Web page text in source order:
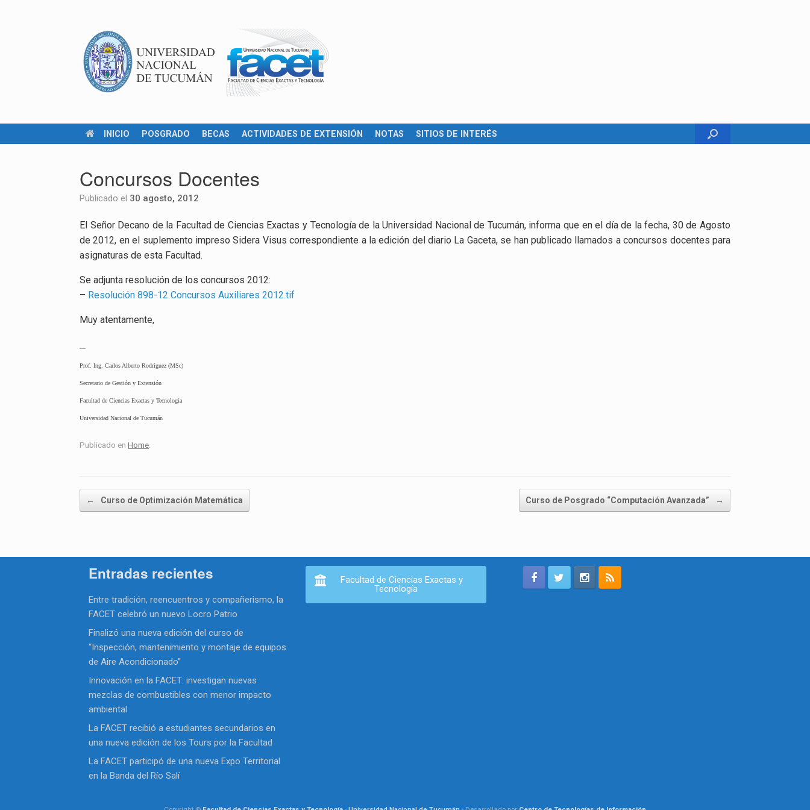
INICIO POSGRADO BECAS ACTIVIDADES DE EXTENSIÓN NOTAS SITIOS DE INTERÉS
Concursos Docentes
Publicado el 30 agosto, 2012
El Señor Decano de la Facultad de Ciencias Exactas y Tecnología de la Universidad Nacional de Tucumán, informa que en el día de la fecha, 30 de Agosto
de 2012, en el suplemento impreso Sidera Visus correspondiente a la edición del diario La Gaceta, se han publicado llamados a concursos docentes para
asignaturas de esta Facultad.
Se adjunta resolución de los concursos 2012:
– Resolución 898-12 Concursos Auxiliares 2012.tif
Muy atentamente,
—
Prof. Ing. Carlos Alberto Rodríguez (MSc)
Secretario de Gestión y Extensión
Facultad de Ciencias Exactas y Tecnología
Universidad Nacional de Tucumán
Publicado en Home
Navegador de artículos
← Curso de Optimización Matemática Curso de Posgrado “Computación Avanzada” →
Entradas recientes
Entre tradición, reencuentros y compañerismo, la
FACET celebró un nuevo Locro Patrio
Finalizó una nueva edición del curso de
“Inspección, mantenimiento y montaje de equipos
de Aire Acondicionado”
Innovación en la FACET: investigan nuevas
mezclas de combustibles con menor impacto
ambiental
La FACET recibió a estudiantes secundarios en
una nueva edición de los Tours por la Facultad
La FACET participó de una nueva Expo Territorial
en la Banda del Río Salí
Facultad de Ciencias Exactas y
Tecnología